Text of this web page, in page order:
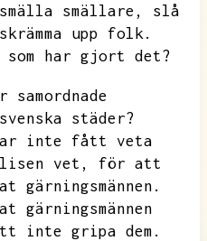
smällare,
slå
upp folk.
som har gjort det?
samordnade
städer?
inte fått veta
vet,
för att
inte gripa dem.